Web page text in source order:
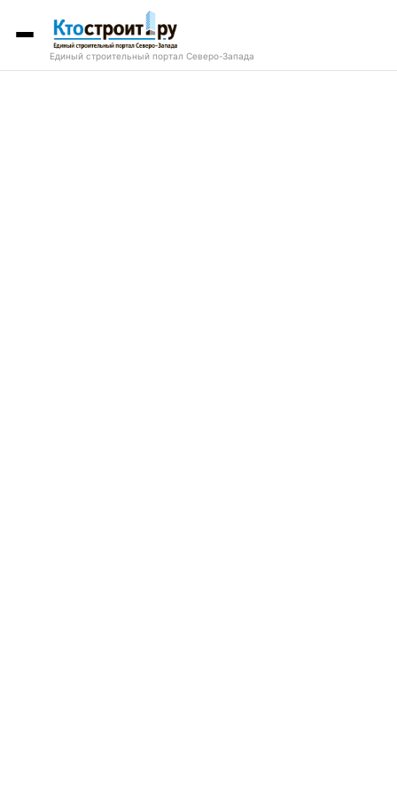
Единый строительный портал Северо-Запада